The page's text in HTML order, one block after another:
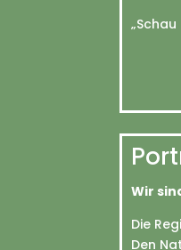
Wir
Die
Den